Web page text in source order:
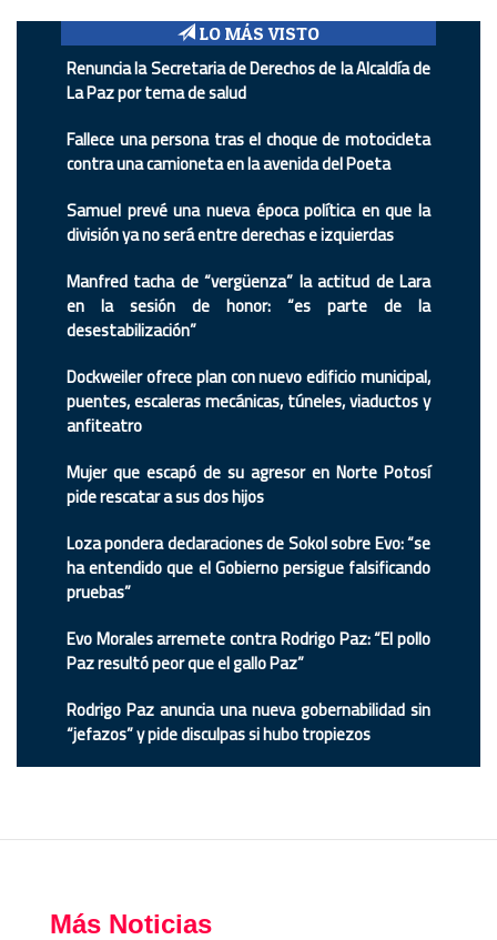
LO MÁS VISTO
Renuncia la Secretaria de Derechos de la Alcaldía de
La Paz por tema de salud
Fallece una persona tras el choque de motocicleta
contra una camioneta en la avenida del Poeta
Samuel prevé una nueva época política en que la
división ya no será entre derechas e izquierdas
Manfred tacha de “vergüenza” la actitud de Lara
en la sesión de honor: “es parte de la
desestabilización”
Dockweiler ofrece plan con nuevo edificio municipal,
puentes, escaleras mecánicas, túneles, viaductos y
anfiteatro
Mujer que escapó de su agresor en Norte Potosí
pide rescatar a sus dos hijos
Loza pondera declaraciones de Sokol sobre Evo: “se
ha entendido que el Gobierno persigue falsificando
pruebas”
Evo Morales arremete contra Rodrigo Paz: “El pollo
Paz resultó peor que el gallo Paz”
Rodrigo Paz anuncia una nueva gobernabilidad sin
“jefazos” y pide disculpas si hubo tropiezos
Más Noticias